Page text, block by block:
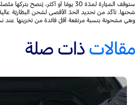
ستوقف السّيّارة لمدّة 30 يومًا أو أكثر،
وهي مشحونة بنسبة مرتفعة أقلّ فائدة من تخزينها
مقالات ذات صلة